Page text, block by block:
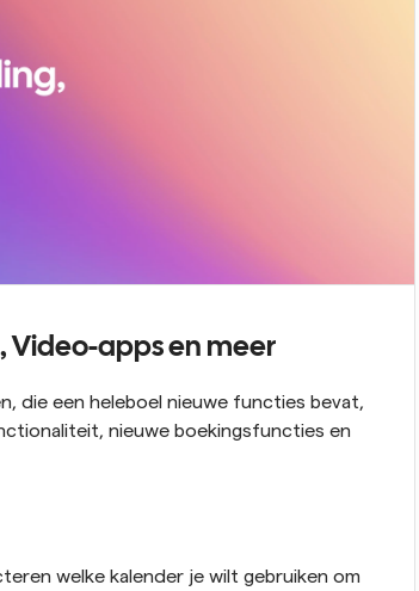
Video-apps en meer
die een heleboel nieuwe functies bevat,
nieuwe boekingsfuncties en
welke kalender je wilt gebruiken om